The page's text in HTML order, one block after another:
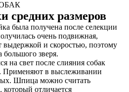
средних размеров
была получена после селекции
очень подвижная,
выдержкой и скоростью, поэтому
большого зверя.
на свет после слияния собак
в выслеживании
Шпица можно считать
отличается